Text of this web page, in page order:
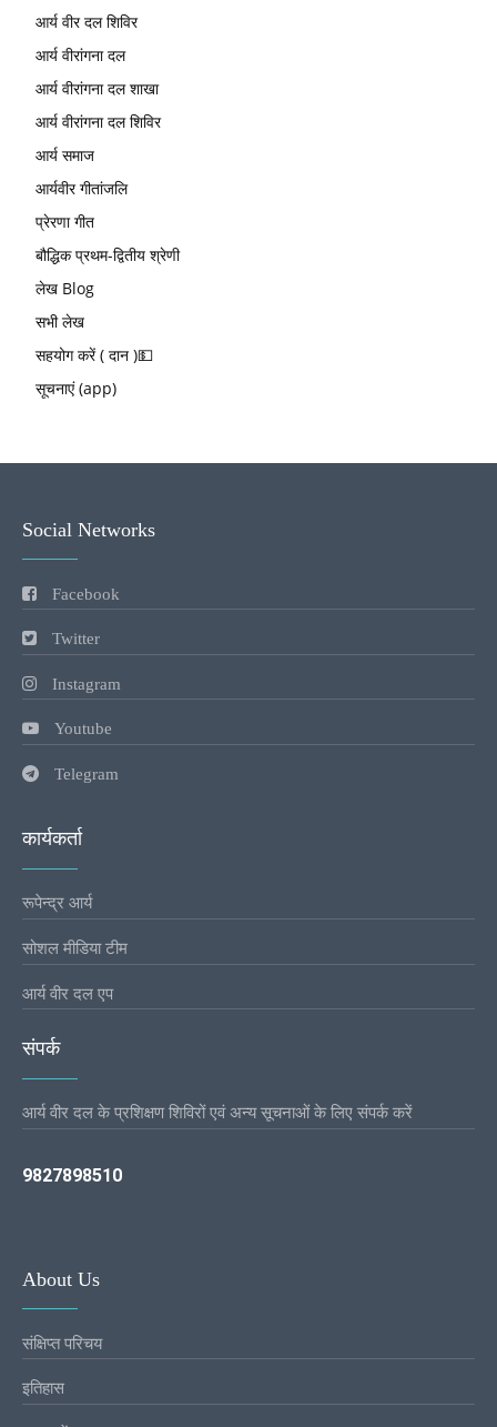
आर्य वीर दल शिविर
आर्य वीरांगना दल
आर्य वीरांगना दल शाखा
आर्य वीरांगना दल शिविर
आर्य समाज
आर्यवीर गीतांजलि
प्रेरणा गीत
बौद्धिक प्रथम-द्वितीय श्रेणी
लेख Blog
सभी लेख
सहयोग करें ( दान )💵
सूचनाएं (app)
Social Networks
Facebook
Twitter
Instagram
Youtube
Telegram
कार्यकर्ता
रूपेन्द्र आर्य
सोशल मीडिया टीम
आर्य वीर दल एप
संपर्क
आर्य वीर दल के प्रशिक्षण शिविरों एवं अन्य सूचनाओं के लिए संपर्क करें
9827898510
About Us
संक्षिप्त परिचय
इतिहास